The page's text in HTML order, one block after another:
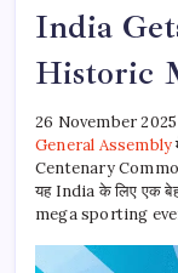
India
Historic
26 November
General Assembly
Centenary
यह India के लिए एक बेहद
mega sporting